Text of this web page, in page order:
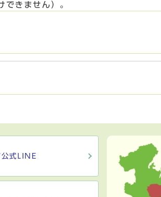
できません）。
公式LINE